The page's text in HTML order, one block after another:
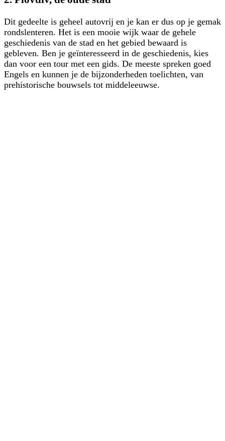
Dit gedeelte is geheel autovrij en je kan er dus op je gemak
rondslenteren. Het is een mooie wijk waar de gehele
geschiedenis van de stad en het gebied bewaard is
gebleven. Ben je geïnteresseerd in de geschiedenis, kies
dan voor een tour met een gids. De meeste spreken goed
Engels en kunnen je de bijzonderheden toelichten, van
prehistorische bouwsels tot middeleeuwse.